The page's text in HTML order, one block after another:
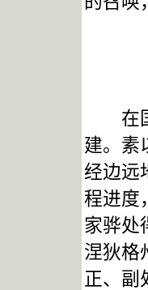
在国
建。素
经边远
程进度
家骅处
涅狄格
正、副